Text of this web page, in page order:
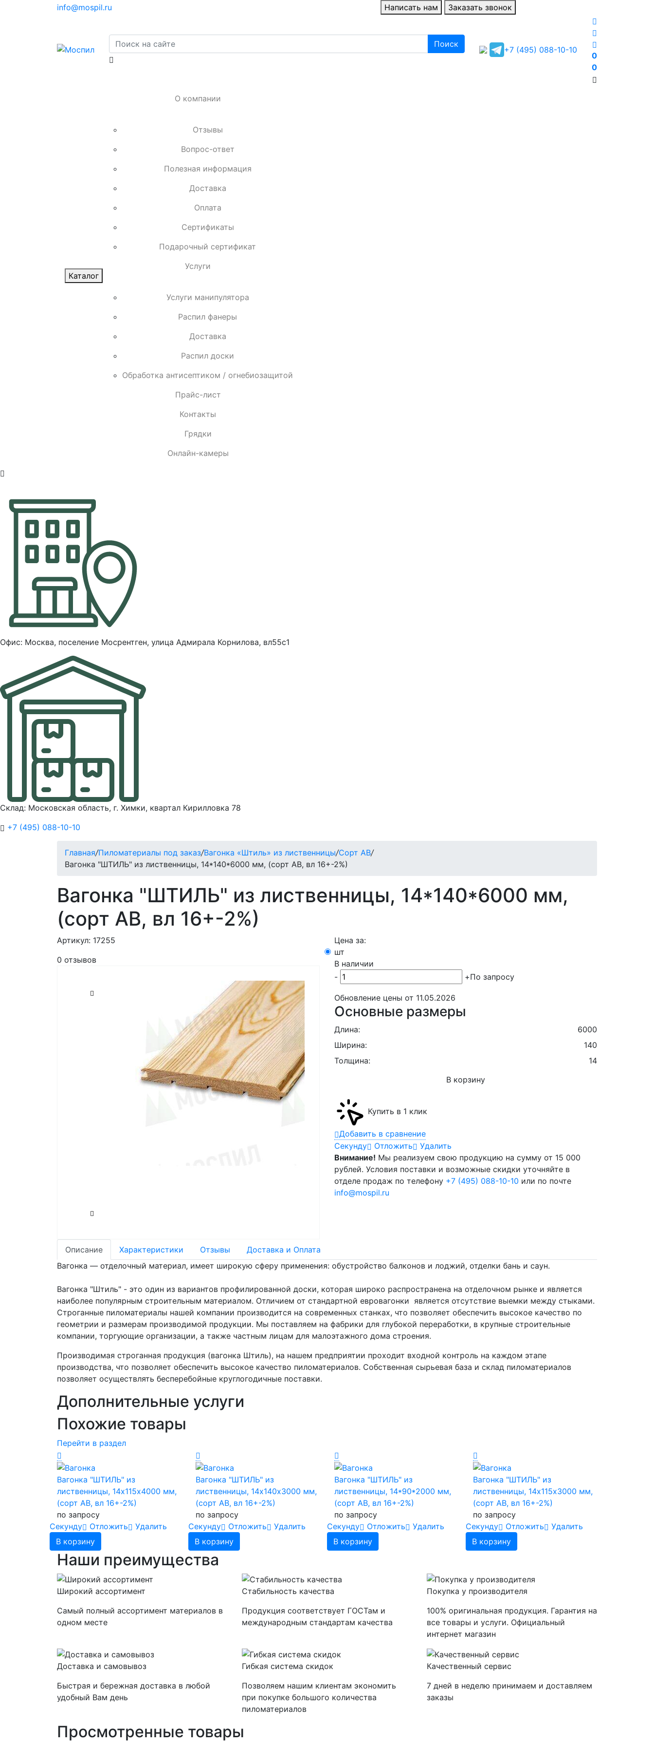
info@mospil.ru Написать нам Заказать звонок
Поиск
+7 (495) 088-10-10
0
0
Каталог
О компании
Отзывы
Вопрос-ответ
Полезная информация
Доставка
Оплата
Сертификаты
Подарочный сертификат
Услуги
Услуги манипулятора
Распил фанеры
Доставка
Распил доски
Обработка антисептиком / огнебиозащитой
Прайс-лист
Контакты
Грядки
Онлайн-камеры
Офис: Москва, поселение Мосрентген, улица Адмирала Корнилова, вл55с1
Склад: Московская область, г. Химки, квартал Кирилловка 78
+7 (495) 088-10-10
Главная/Пиломатериалы под заказ/Вагонка «Штиль» из лиственницы/Сорт АВ/
Вагонка "ШТИЛЬ" из лиственницы, 14*140*6000 мм, (сорт AB, вл 16+-2%)
Вагонка "ШТИЛЬ" из лиственницы, 14*140*6000 мм,
(сорт AB, вл 16+-2%)
Артикул: 17255
0 отзывов
Цена за:
шт
В наличии
-
+По запросу
Обновление цены от 11.05.2026
Основные размеры
Длина:
6000
Ширина:
140
Толщина:
14
В корзину
Купить в 1 клик
Добавить в сравнение
Cекунду
Отложить
Удалить
Внимание! Мы реализуем свою продукцию на сумму от 15 000
рублей. Условия поставки и возможные скидки уточняйте в
отделе продаж по телефону +7 (495) 088-10-10 или по почте
info@mospil.ru
Описание Характеристики Отзывы
Доставка и Оплата
Вагонка — отделочный материал, имеет широкую сферу применения: обустройство балконов и лоджий, отделки бань и саун.
Вагонка "Штиль" - это один из вариантов профилированной доски, которая широко распространена на отделочном рынке и является
наиболее популярным строительным материалом. Отличием от стандартной евровагонки является отсутствие выемки между стыками.
Строганные пиломатериалы нашей компании производится на современных станках, что позволяет обеспечить высокое качество по
геометрии и размерам производимой продукции. Мы поставляем на фабрики для глубокой переработки, в крупные строительные
компании, торгующие организации, а также частным лицам для малоэтажного дома строения.
Производимая строганная продукция (вагонка Штиль), на нашем предприятии проходит входной контроль на каждом этапе
производства, что позволяет обеспечить высокое качество пиломатериалов. Собственная сырьевая база и склад пиломатериалов
позволяет осуществлять бесперебойные круглогодичные поставки.
Дополнительные услуги
Похожие товары
Перейти в раздел
Вагонка "ШТИЛЬ" из
лиственницы, 14х115х4000 мм,
(сорт AB, вл 16+-2%)
по запросу
Cекунду
Отложить
Удалить
В корзину
Вагонка "ШТИЛЬ" из
лиственницы, 14х140х3000 мм,
(сорт AB, вл 16+-2%)
по запросу
Cекунду
Отложить
Удалить
В корзину
Вагонка "ШТИЛЬ" из
лиственницы, 14*90*2000 мм,
(сорт AB, вл 16+-2%)
по запросу
Cекунду
Отложить
Удалить
В корзину
Вагонка "ШТИЛЬ" из
лиственницы, 14х115х3000 мм,
(сорт AB, вл 16+-2%)
по запросу
Cекунду
Отложить
Удалить
В корзину
Наши преимущества
Широкий ассортимент
Самый полный ассортимент материалов в
одном месте
Стабильность качества
Продукция соответствует ГОСТам и
международным стандартам качества
Покупка у производителя
100% оригинальная продукция. Гарантия на
все товары и услуги. Официальный
интернет магазин
Доставка и самовывоз
Быстрая и бережная доставка в любой
удобный Вам день
Гибкая система скидок
Позволяем нашим клиентам экономить
при покупке большого количества
пиломатериалов
Качественный сервис
7 дней в неделю принимаем и доставляем
заказы
Просмотренные товары